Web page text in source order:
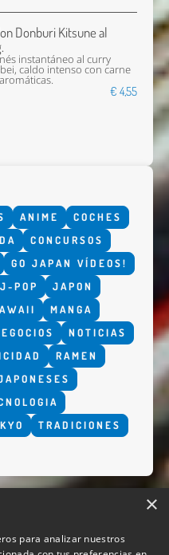
Donburi Kitsune al
instantáneo al curry
caldo intenso con carne
€ 4,55
ANIME
COCHES
CONCURSOS
GO JAPAN VÍDEOS!
J-POP
JAPON
MANGA
NOTICIAS
RAMEN
TRADICIONES
×
para analizar nuestros